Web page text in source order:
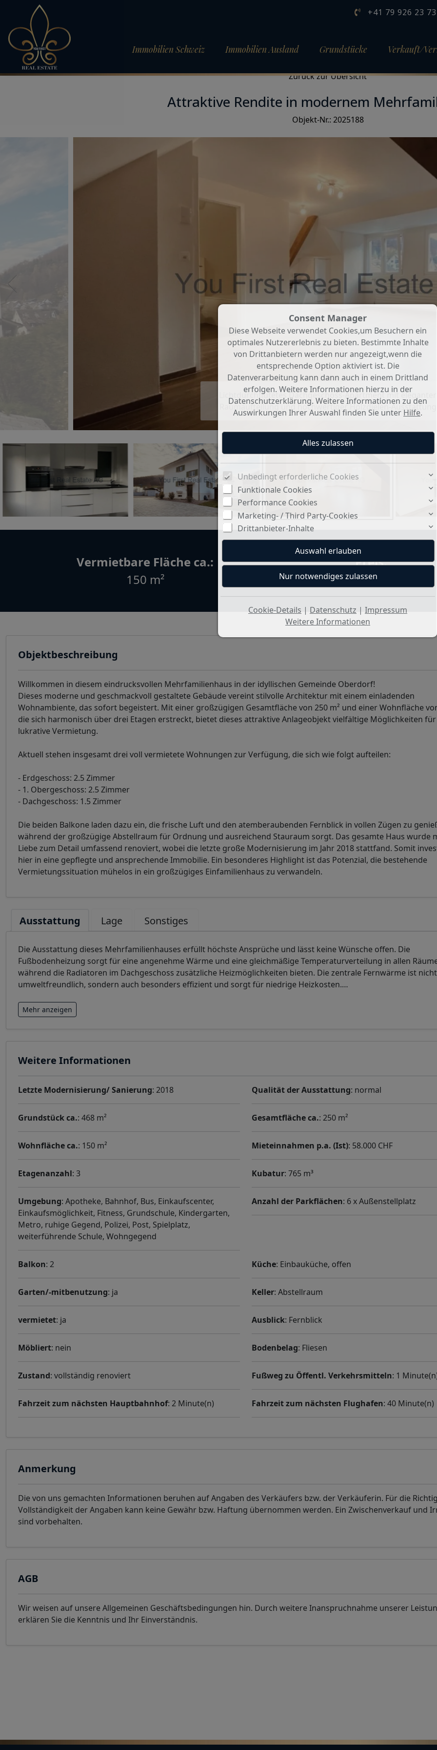
+41 79 926 23 73
Immobilien Schweiz Immobilien Ausland Grundstücke Verkauft/
Zurück zur Übersicht
Attraktive Rendite in modernem
Objekt-Nr.: 2025188
Lichtdurchflutetes Dachgeschoss-Apartment mit eleganter
Raumaufteilung und hochwertiger Holzdielen-Ausstattung
Vermietbare Fläche ca.:
150 m²
Preis:
1.190.000 CHF
Objektbeschreibung
Willkommen in diesem eindrucksvollen Mehrfamilienhaus in der idyllischen Gemeinde Oberdorf!
Dieses moderne und geschmackvoll gestaltete Gebäude vereint stilvolle Architektur mit einem einladenden
Wohnambiente, das sofort begeistert. Mit einer großzügigen Gesamtfläche von 250 m² und einer Wohnfläche
die sich harmonisch über drei Etagen erstreckt, bietet dieses attraktive Anlageobjekt vielfältige Möglichkeiten für
lukrative Vermietung.
Aktuell stehen insgesamt drei voll vermietete Wohnungen zur Verfügung, die sich wie folgt aufteilen:
- Erdgeschoss: 2.5 Zimmer
- 1. Obergeschoss: 2.5 Zimmer
- Dachgeschoss: 1.5 Zimmer
Die beiden Balkone laden dazu ein, die frische Luft und den atemberaubenden Fernblick in vollen Zügen zu
während der großzügige Abstellraum für Ordnung und ausreichend Stauraum sorgt. Das gesamte Haus wurde
Liebe zum Detail umfassend renoviert, wobei die letzte große Modernisierung im Jahr 2018 stattfand. Somit
hier in eine gepflegte und ansprechende Immobilie. Ein besonderes Highlight ist das Potenzial, die bestehende
Vermietungssituation mühelos in ein großzügiges Einfamilienhaus zu verwandeln.
Ausstattung Lage Sonstiges
Die Ausstattung dieses Mehrfamilienhauses erfüllt höchste Ansprüche und lässt keine Wünsche offen. Die
Fußbodenheizung sorgt für eine angenehme Wärme und eine gleichmäßige Temperaturverteilung in allen
während die Radiatoren im Dachgeschoss zusätzliche Heizmöglichkeiten bieten. Die zentrale Fernwärme ist
umweltfreundlich, sondern auch besonders effizient und sorgt für niedrige Heizkosten.…
Mehr anzeigen
Weitere Informationen
Letzte Modernisierung/ Sanierung: 2018 Qualität der Ausstattung: normal
Grundstück ca.: 468 m² Gesamtfläche ca.: 250 m²
Wohnfläche ca.: 150 m² Mieteinnahmen p.a. (Ist): 58.000 CHF
Etagenanzahl: 3 Kubatur: 765 m³
Umgebung: Apotheke, Bahnhof, Bus, Einkaufscenter,
Einkaufsmöglichkeit, Fitness, Grundschule, Kindergarten,
Metro, ruhige Gegend, Polizei, Post, Spielplatz,
weiterführende Schule, Wohngegend
Anzahl der Parkflächen: 6 x Außenstellplatz
Balkon: 2 Küche: Einbauküche, offen
Garten/-mitbenutzung: ja Keller: Abstellraum
vermietet: ja Ausblick: Fernblick
Möbliert: nein Bodenbelag: Fliesen
Zustand: vollständig renoviert Fußweg zu Öffentl. Verkehrsmitteln: 1
Fahrzeit zum nächsten Hauptbahnhof: 2 Minute(n) Fahrzeit zum nächsten Flughafen: 40 Minute(n)
Anmerkung
Die von uns gemachten Informationen beruhen auf Angaben des Verkäufers bzw. der Verkäuferin. Für die
Vollständigkeit der Angaben kann keine Gewähr bzw. Haftung übernommen werden. Ein Zwischenverkauf und
sind vorbehalten.
AGB
Wir weisen auf unsere Allgemeinen Geschäftsbedingungen hin. Durch weitere Inanspruchnahme unserer
erklären Sie die Kenntnis und Ihr Einverständnis.
Consent Manager
Diese Webseite verwendet Cookies,um Besuchern ein
optimales Nutzererlebnis zu bieten. Bestimmte Inhalte
von Drittanbietern werden nur angezeigt,wenn die
entsprechende Option aktiviert ist. Die
Datenverarbeitung kann dann auch in einem Drittland
erfolgen. Weitere Informationen hierzu in der
Datenschutzerklärung. Weitere Informationen zu den
Auswirkungen Ihrer Auswahl finden Sie unter Hilfe.
Unbedingt erforderliche Cookies
Funktionale Cookies
Performance Cookies
Marketing- / Third Party-Cookies
Drittanbieter-Inhalte
Cookie-Details | Datenschutz | Impressum
Weitere Informationen